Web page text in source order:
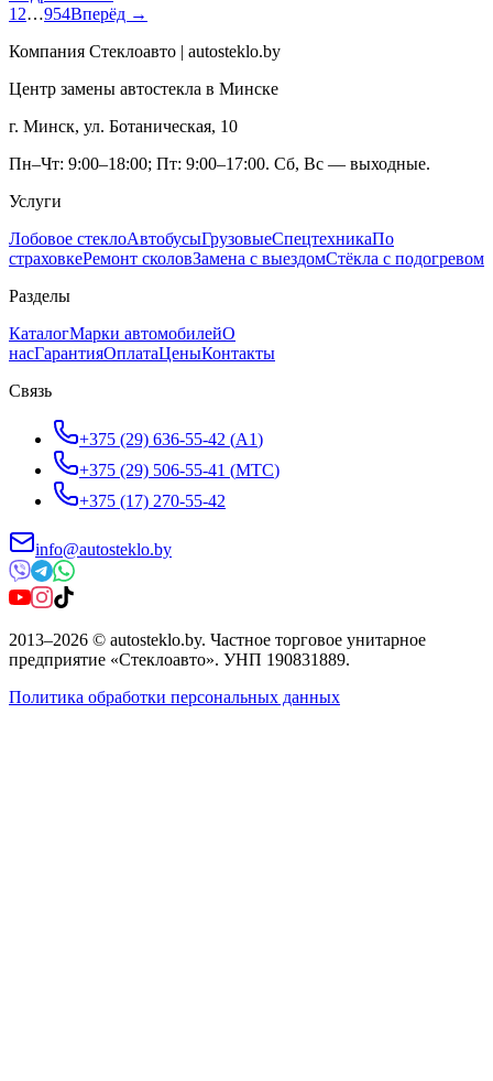
1 2…954Вперёд →
Компания Стеклоавто | autosteklo.by
Центр замены автостекла в Минске
г. Минск, ул. Ботаническая, 10
Пн–Чт: 9:00–18:00; Пт: 9:00–17:00. Сб, Вс — выходные.
Услуги
Лобовое стеклоАвтобусыГрузовыеСпецтехникаПо
страховкеРемонт сколовЗамена с выездомСтёкла с подогревом
Разделы
КаталогМарки автомобилейО
насГарантияОплатаЦеныКонтакты
Связь
+375 (29) 636-55-42 (A1)
+375 (29) 506-55-41 (МТС)
+375 (17) 270-55-42
info@autosteklo.by
2013–2026 © autosteklo.by. Частное торговое унитарное
предприятие «Стеклоавто». УНП 190831889.
Политика обработки персональных данных